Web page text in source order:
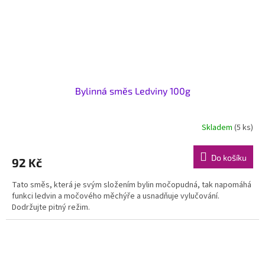
Bylinná směs Ledviny 100g
Skladem (5 ks)
92 Kč Do košíku
Tato směs, která je svým složením bylin močopudná, tak napomáhá
funkci ledvin a močového měchýře a usnadňuje vylučování.
Dodržujte pitný režim.